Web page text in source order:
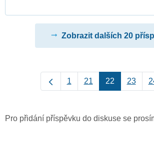
Zobrazit dalších 20
1 21 22 23
Pro přidání příspěvku do diskuse se